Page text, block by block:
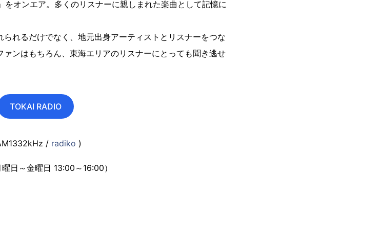
オンエア。多くのリスナーに親しまれた楽曲として記憶に
れるだけでなく、地元出身アーティストとリスナーをつな
ンはもちろん、東海エリアのリスナーにとっても聞き逃せ
TOKAI RADIO
/ radiko )
曜日～金曜日 13:00～16:00）